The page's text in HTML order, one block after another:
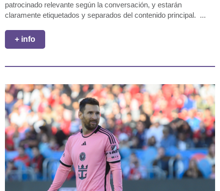
patrocinado relevante según la conversación, y estarán
claramente etiquetados y separados del contenido principal. ...
+ info